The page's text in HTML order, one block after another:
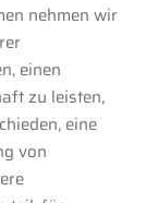
nehmen wir
einen
zu leisten,
eine
von